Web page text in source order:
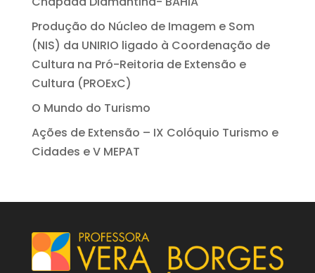
Produção do Núcleo de Imagem e Som
(NIS) da UNIRIO ligado à Coordenação de
Cultura na Pró-Reitoria de Extensão e
Cultura (PROExC)
O Mundo do Turismo
Ações de Extensão – IX Colóquio Turismo e
Cidades e V MEPAT